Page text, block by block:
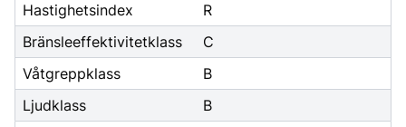
Hastighetsindex
R
Bränsleeffektivitetklass
C
Våtgreppklass
B
Ljudklass
B